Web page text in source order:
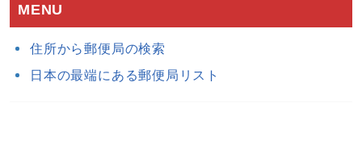
MENU
住所から郵便局の検索
日本の最端にある郵便局リスト